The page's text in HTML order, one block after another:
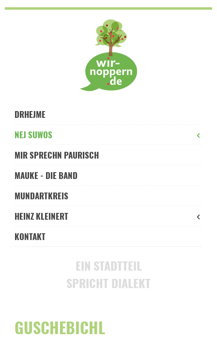
DRHEJME
NEJ SUWOS
MIR SPRECHN PAURISCH
MAUKE - DIE BAND
MUNDARTKREIS
HEINZ KLEINERT
KONTAKT
EIN STADTTEIL
SPRICHT DIALEKT
GUSCHEBICHL